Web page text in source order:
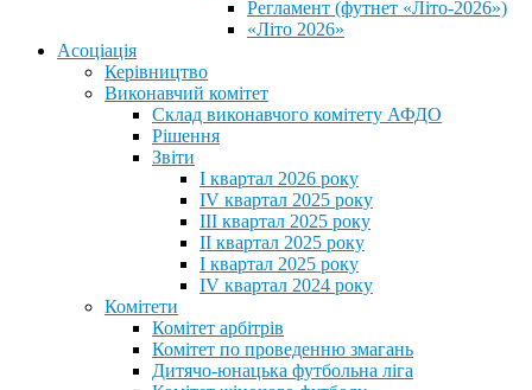
Регламент (футнет «Літо-2026»)
«Літо 2026»
Асоціація
Керівництво
Виконавчий комітет
Склад виконавчого комітету АФДО
Рішення
Звіти
I квартал 2026 року
IV квартал 2025 року
III квартал 2025 року
II квартал 2025 року
I квартал 2025 року
IV квартал 2024 року
Комітети
Комітет арбітрів
Комітет по проведенню змагань
Дитячо-юнацька футбольна ліга